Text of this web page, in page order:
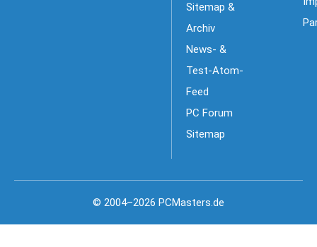
Sitemap &
Archiv
News- &
Test-Atom-
Feed
PC Forum
Sitemap
© 2004–2026 PCMasters.de